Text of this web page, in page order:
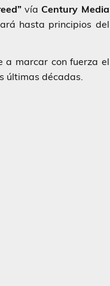
víaCentury Media
hasta principios del
a marcar con fuerza el
últimas décadas.